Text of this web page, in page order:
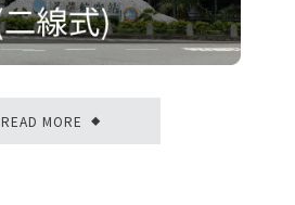
READ MORE ◆